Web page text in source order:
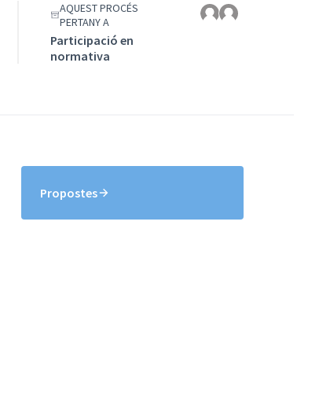
AQUEST PROCÉS
PERTANY A
Participació en
normativa
Propostes